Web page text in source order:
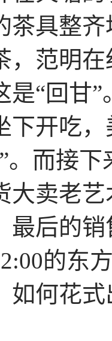
茶具整
，范明
是“回甘
下开吃
。而接
大卖老
最后的
的东
如何花